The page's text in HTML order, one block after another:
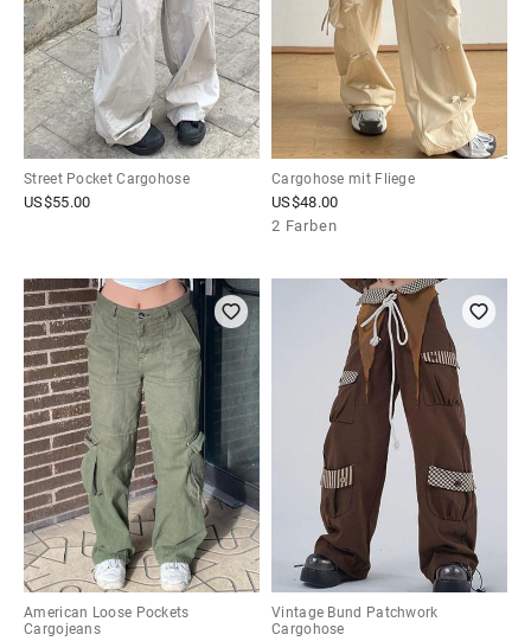
Street Pocket Cargohose
US$55.00
Cargohose mit Fliege
US$48.00
2 Farben
American Loose Pockets
Cargojeans
Vintage Bund Patchwork
Cargohose